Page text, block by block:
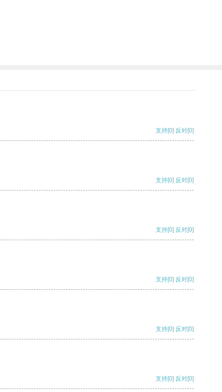
支持[0] 反对[0]
支持[0] 反对[0]
支持[0] 反对[0]
支持[0] 反对[0]
支持[0] 反对[0]
支持[0] 反对[0]